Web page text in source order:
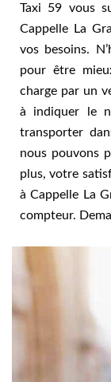
Taxi 59 vous
Cappelle La
vos besoins.
pour être
charge par un
à indiquer le
transporter
nous pouvons
plus, votre
à Cappelle La
compteur.